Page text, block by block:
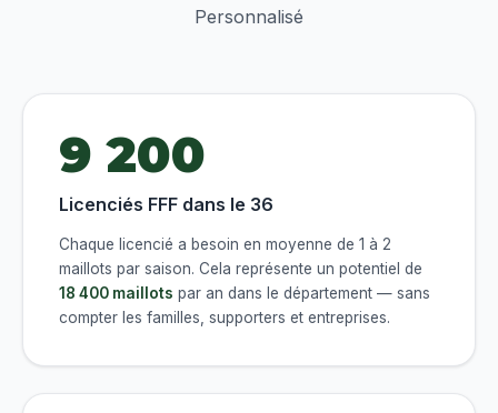
Personnalisé
9 200
Licenciés FFF dans le 36
Chaque licencié a besoin en moyenne de 1 à 2
maillots par saison. Cela représente un potentiel de
18 400 maillots par an dans le département — sans
compter les familles, supporters et entreprises.